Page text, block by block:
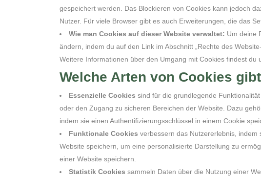
gespeichert werden. Das Blockieren von Cookies kann jedoch
Nutzer. Für viele Browser gibt es auch Erweiterungen, die das
Wie man Cookies auf dieser Website verwaltet: Um deine
ändern, indem du auf den Link im Abschnitt „Rechte des
Weitere Informationen über den Umgang mit Cookies findest du
Welche Arten von Cookies
Essenzielle Cookies sind für die grundlegende
oder den Zugang zu sicheren Bereichen der Website. Dazu
indem sie einen Authentifizierungsschlüssel in einem Cookie
Funktionale Cookies verbessern das Nutzererlebnis,
Website speichern, um eine personalisierte Darstellung zu
einer Website speichern.
Statistik Cookies sammeln Daten über die Nutzung einer